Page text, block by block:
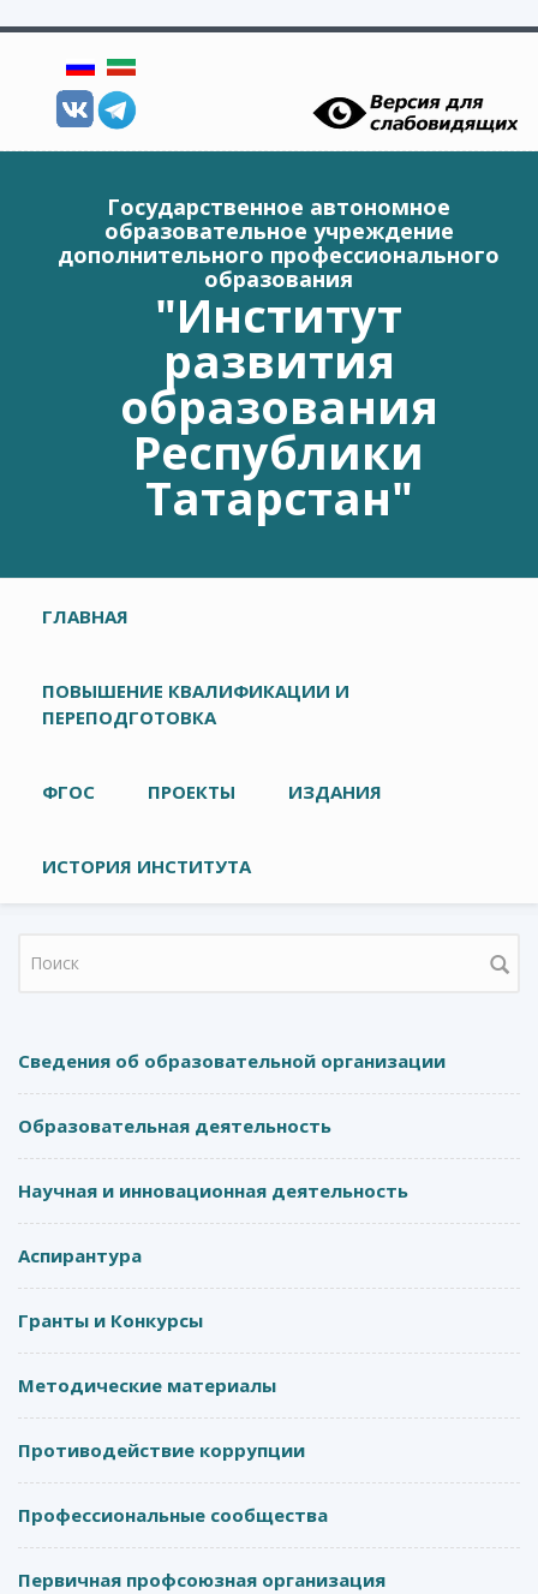
Государственное автономное
образовательное учреждение
дополнительного профессионального
образования
"Институт
развития
образования
Республики
Татарстан"
Главное меню
ГЛАВНАЯ
ПОВЫШЕНИЕ КВАЛИФИКАЦИИ И
ПЕРЕПОДГОТОВКА
ФГОС ПРОЕКТЫ ИЗДАНИЯ
ИСТОРИЯ ИНСТИТУТА
Форма поиска
Сведения об образовательной организации
Образовательная деятельность
Научная и инновационная деятельность
Аспирантура
Гранты и Конкурсы
Методические материалы
Противодействие коррупции
Профессиональные сообщества
Первичная профсоюзная организация